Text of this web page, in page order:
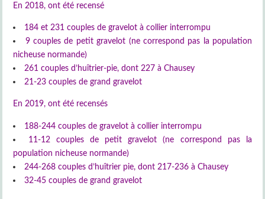
En 2018, ont été recensé
184 et 231 couples de gravelot à collier interrompu
9 couples de petit gravelot (ne correspond pas la population
nicheuse normande)
261 couples d’huîtrier-pie, dont 227 à Chausey
21-23 couples de grand gravelot
En 2019, ont été recensés
188-244 couples de gravelot à collier interrompu
11-12 couples de petit gravelot (ne correspond pas la
population nicheuse normande)
244-268 couples d’huîtrier pie, dont 217-236 à Chausey
32-45 couples de grand gravelot